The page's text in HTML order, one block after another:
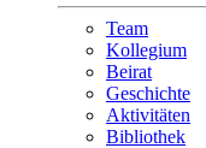
Team
Kollegium
Beirat
Geschichte
Aktivitäten
Bibliothek